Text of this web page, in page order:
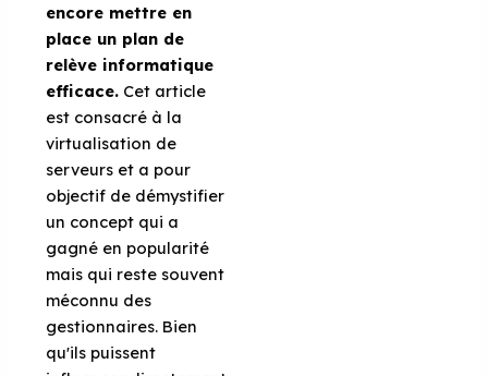
encore mettre en
place un plan de
relève informatique
efficace. Cet article
est consacré à la
virtualisation de
serveurs et a pour
objectif de démystifier
un concept qui a
gagné en popularité
mais qui reste souvent
méconnu des
gestionnaires. Bien
qu'ils puissent